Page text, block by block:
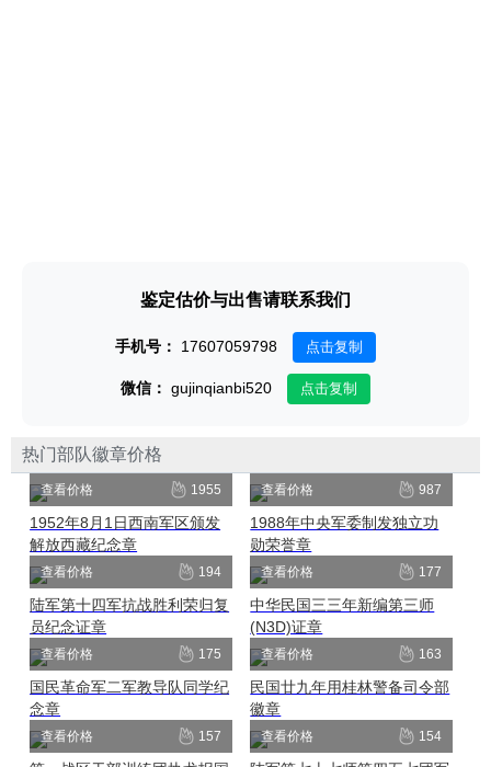
鉴定估价与出售请联系我们
手机号： 17607059798 点击复制
微信： gujinqianbi520 点击复制
热门部队徽章价格
1955
查看价格
1952年8月1日西南军区颁发
解放西藏纪念章
987
查看价格
1988年中央军委制发独立功
勋荣誉章
194
查看价格
陆军第十四军抗战胜利荣归复
员纪念证章
177
查看价格
中华民国三三年新编第三师
(N3D)证章
175
查看价格
国民革命军二军教导队同学纪
念章
163
查看价格
民国廿九年用桂林警备司令部
徽章
157
查看价格 154
查看价格